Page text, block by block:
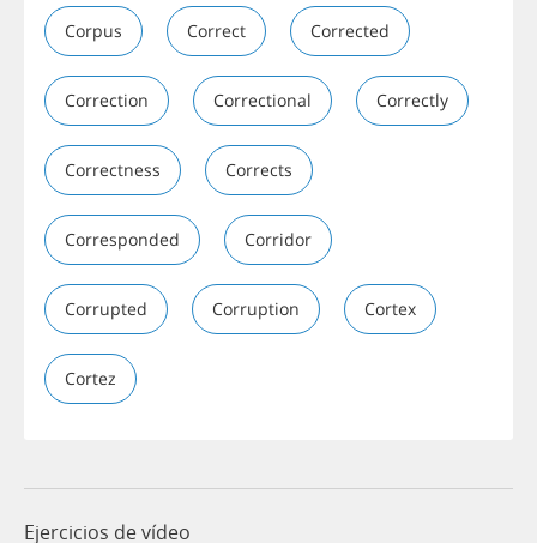
Corpus Correct Corrected
Correction Correctional Correctly
Correctness Corrects
Corresponded Corridor
Corrupted Corruption Cortex
Cortez
Ejercicios de vídeo